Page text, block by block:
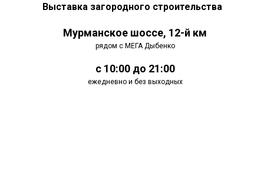
Выставка загородного строительства
Мурманское шоссе, 12-й км
рядом с МЕГА Дыбенко
с 10:00 до 21:00
ежедневно и без выходных